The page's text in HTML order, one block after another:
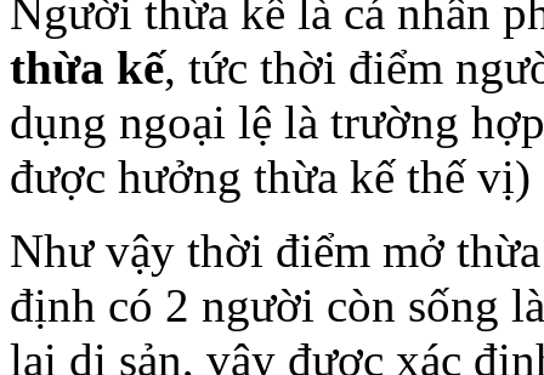
Người thừa kế là cá nhân
thừa kế, tức thời điểm
dụng ngoại lệ là trường
được hưởng thừa kế thế vị)
Như vậy thời điểm mở
định có 2 người còn sống
lại di sản, vậy được xác